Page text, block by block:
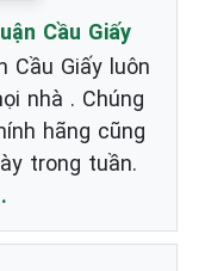
Cầu Giấy
Cầu Giấy luôn
nhà . Chúng
hãng cũng
trong tuần.